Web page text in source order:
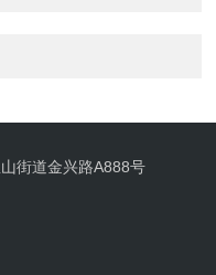
街道金兴路A888号